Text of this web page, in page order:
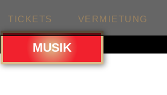
TICKETS VERMIETUNG
MUSIK